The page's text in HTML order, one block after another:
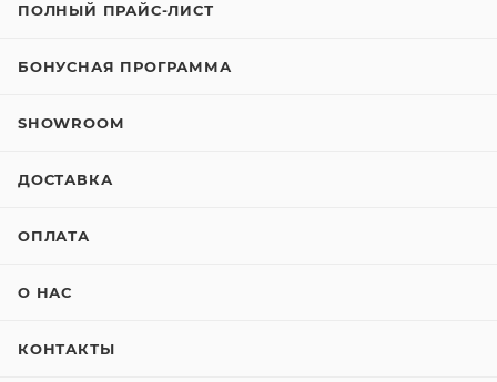
ПОЛНЫЙ ПРАЙС-ЛИСТ
БОНУСНАЯ ПРОГРАММА
SHOWROOM
ДОСТАВКА
ОПЛАТА
О НАС
КОНТАКТЫ